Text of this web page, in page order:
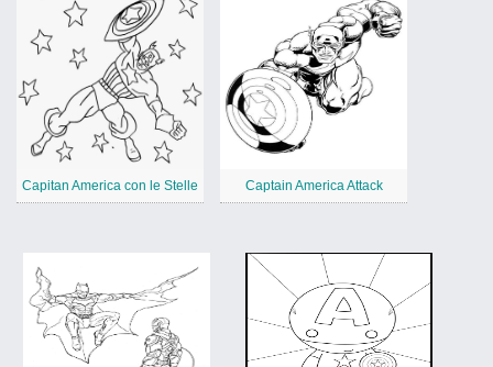
Capitan America con le Stelle Captain America Attack